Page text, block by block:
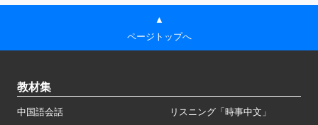
▲
ページトップへ
教材集
中国語会話
リスニング「時事中文」